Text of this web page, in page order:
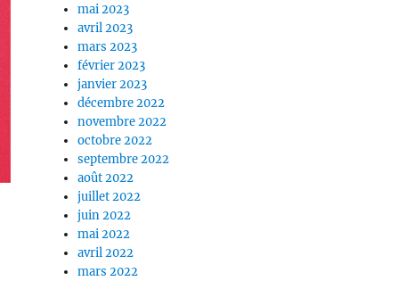
mai 2023
avril 2023
mars 2023
février 2023
janvier 2023
décembre 2022
novembre 2022
octobre 2022
septembre 2022
août 2022
juillet 2022
juin 2022
mai 2022
avril 2022
mars 2022